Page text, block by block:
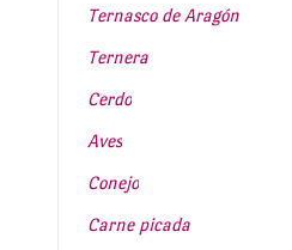
Ternasco de Aragón
Ternera
Cerdo
Aves
Conejo
Carne picada